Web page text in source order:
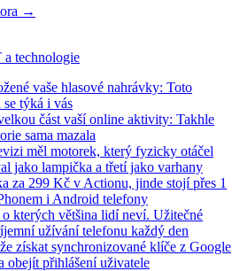
→
a technologie
vaše hlasové nahrávky: Toto
se týká i vás
část vaší online aktivity: Takhle
sama mazala
měl motorek, který fyzicky otáčel
jako lampička a třetí jako varhany
za 299 Kč v Actionu, jinde stojí přes 1
i Android telefony
kterých většina lidí neví. Užitečné
užívání telefonu každý den
získat synchronizované klíče z Google
obejít přihlášení uživatele